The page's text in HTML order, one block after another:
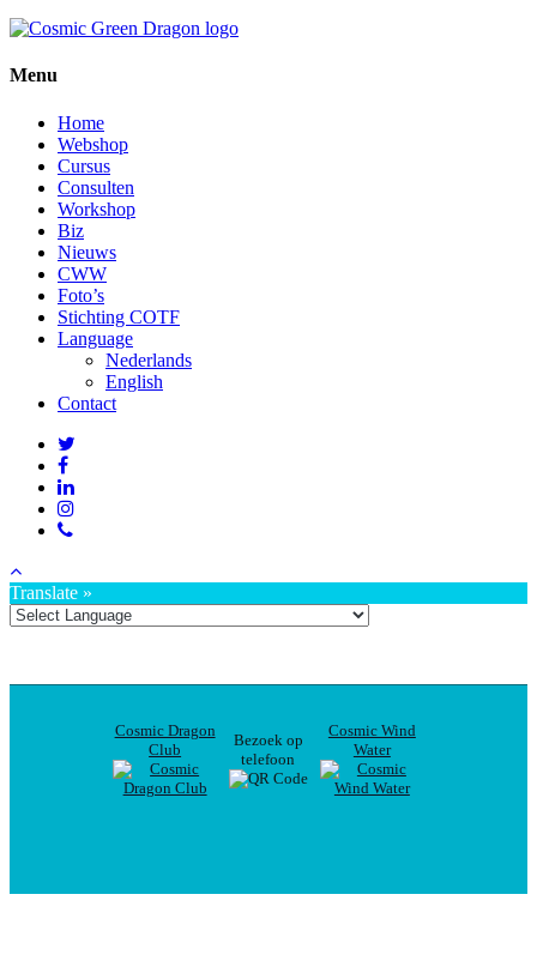
Menu
Home
Webshop
Cursus
Consulten
Workshop
Biz
Nieuws
CWW
Foto’s
Stichting COTF
Language
Nederlands
English
Contact
Translate »
Cosmic Dragon
Club
Bezoek op
telefoon
Cosmic Wind
Water